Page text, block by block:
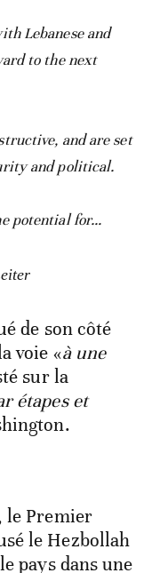
Lebanese and
to the next
and are set
and political.
potential for…
de son côté
voie «à une
sur la
étapes et
le Premier
le Hezbollah
pays dans une